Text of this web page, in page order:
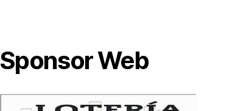
Sponsor Web